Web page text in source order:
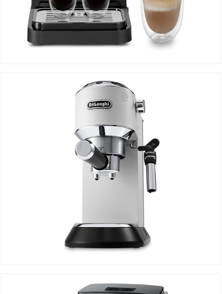
DÉTAILS
DÉTAILS